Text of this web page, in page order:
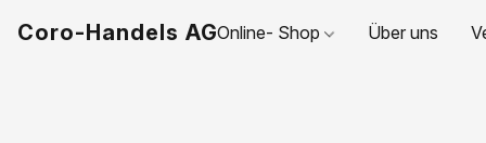
Coro-Handels AGOnline- Shop Über uns